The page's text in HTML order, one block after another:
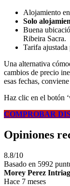
Alojamiento
Solo
Buena
Ribeira Sacra.
Tarifa
Una alternativa
cambios de precio
esas fechas,
Haz clic en el botón
COMPROBAR
Opiniones
8.8/10
Basado en 5992
Morey Perez
Hace 7 meses